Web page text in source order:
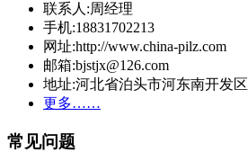
联系人:周经理
手机:18831702213
网址:http://www.china-pilz.com
邮箱:bjstjx@126.com
地址:河北省泊头市河东南开发区
更多……
常见问题